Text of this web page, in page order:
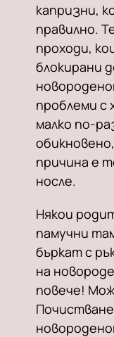
капризни,
правилно.
проходи,
блокирани
проблеми с
малко по-
причина е
носле.
Някои
памучни
бъркат с
на
повече!